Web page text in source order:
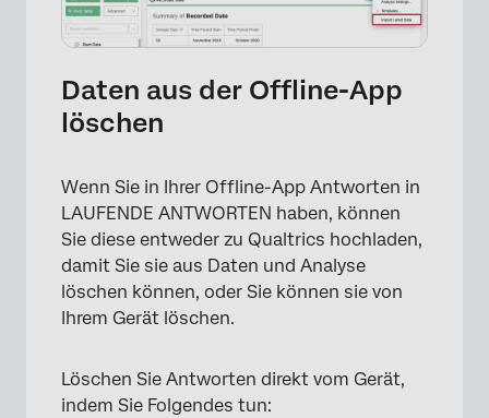
Daten aus der Offline-App
löschen
Wenn Sie in Ihrer Offline-App Antworten in
LAUFENDE ANTWORTEN haben, können
Sie diese entweder zu Qualtrics hochladen,
damit Sie sie aus Daten und Analyse
löschen können, oder Sie können sie von
Ihrem Gerät löschen.
Löschen Sie Antworten direkt vom Gerät,
indem Sie Folgendes tun: